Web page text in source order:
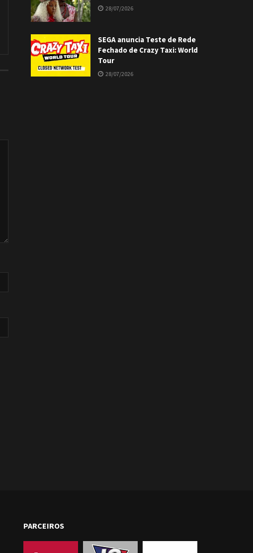
28/07/2026
SEGA anuncia Teste de Rede
Fechado de Crazy Taxi: World
Tour
28/07/2026
PARCEIROS